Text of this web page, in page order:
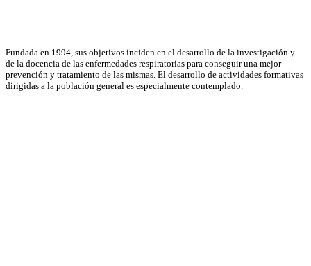
Fundada en 1994, sus objetivos inciden en el desarrollo de la investigación y
de la docencia de las enfermedades respiratorias para conseguir una mejor
prevención y tratamiento de las mismas. El desarrollo de actividades formativas
dirigidas a la población general es especialmente contemplado.